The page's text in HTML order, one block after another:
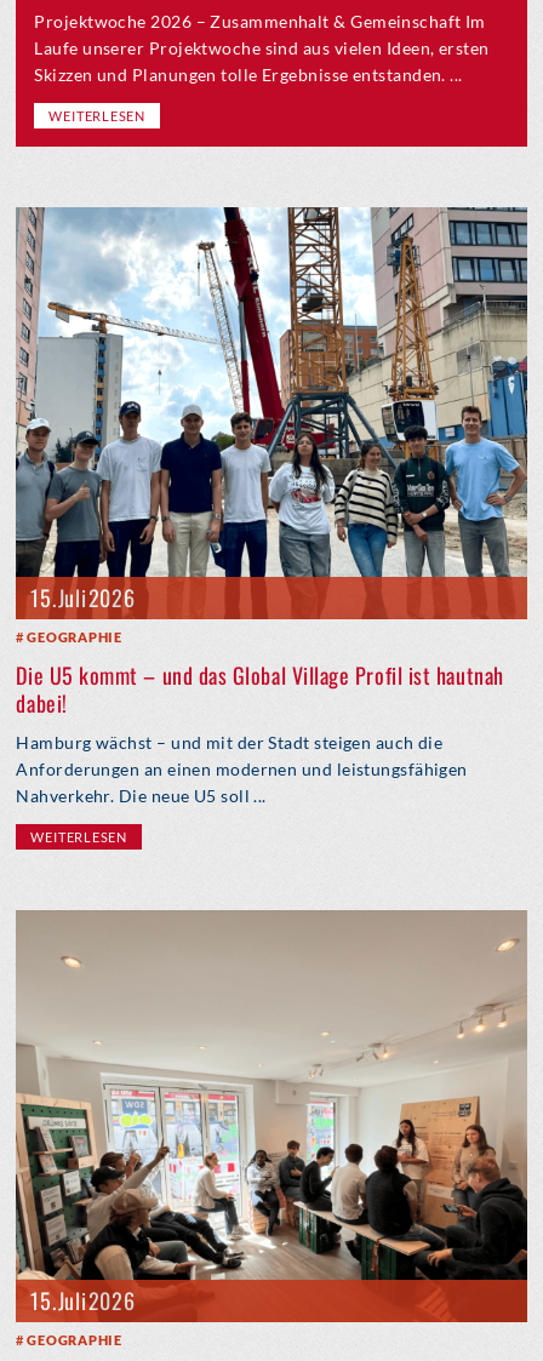
Projektwoche 2026 – Zusammenhalt & Gemeinschaft Im
Laufe unserer Projektwoche sind aus vielen Ideen, ersten
Skizzen und Planungen tolle Ergebnisse entstanden. ...
WEITERLESEN
15. Juli 2026
GEOGRAPHIE
Die U5 kommt – und das Global Village Profil ist hautnah
dabei!
Hamburg wächst – und mit der Stadt steigen auch die
Anforderungen an einen modernen und leistungsfähigen
Nahverkehr. Die neue U5 soll ...
WEITERLESEN
15. Juli 2026
GEOGRAPHIE